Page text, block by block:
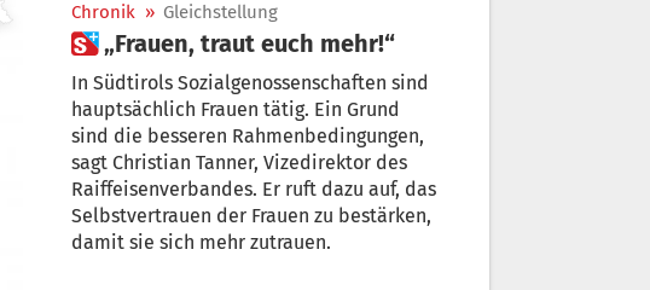
Chronik » Gleichstellung
 „Frauen, traut euch mehr!“
In Südtirols Sozialgenossenschaften sind
hauptsächlich Frauen tätig. Ein Grund
sind die besseren Rahmenbedingungen,
sagt Christian Tanner, Vizedirektor des
Raiffeisenverbandes. Er ruft dazu auf, das
Selbstvertrauen der Frauen zu bestärken,
damit sie sich mehr zutrauen.